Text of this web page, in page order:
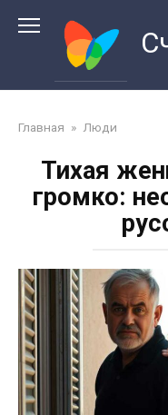
Главная » Люди
Тихая
громко: